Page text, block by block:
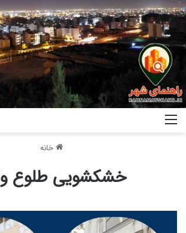
خانه
خشکشویی طلوع